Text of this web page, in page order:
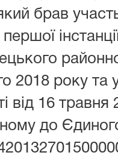
брав
2018 року та
від 16
до